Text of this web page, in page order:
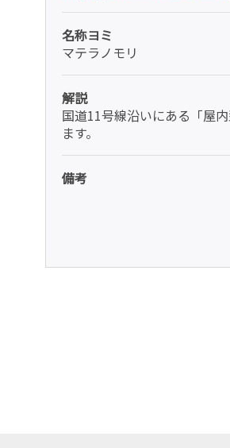
名称ヨミ
マテラノモリ
解説
国道11号線沿いにある「屋
ます。
備考